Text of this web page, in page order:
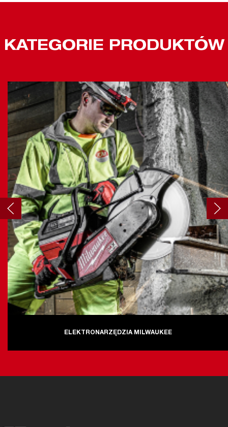
KATEGORIE PRODUKTÓW
ELEKTRONARZĘDZIA MILWAUKEE